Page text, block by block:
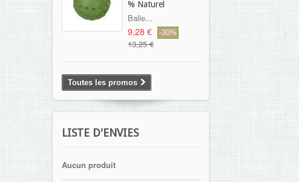
% Naturel
Balle...
9,28 € -30%
13,25 €
Toutes les promos
LISTE D'ENVIES
Aucun produit